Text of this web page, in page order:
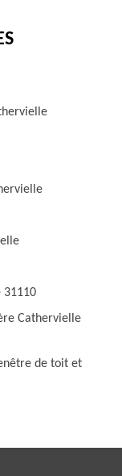
31110
Cathervielle
de toit et